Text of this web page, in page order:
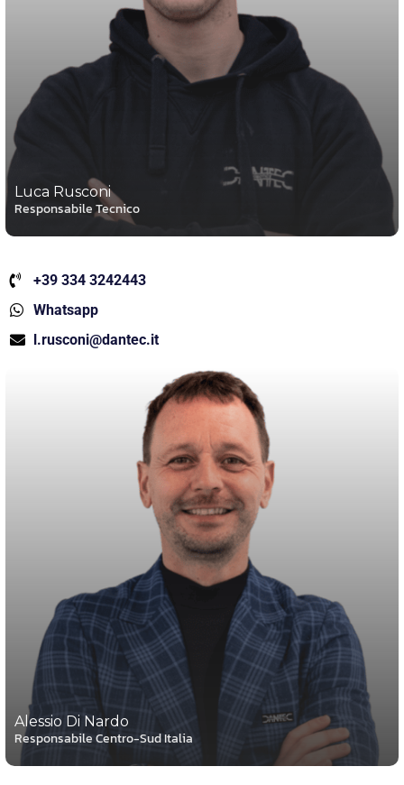
Luca Rusconi
Responsabile Tecnico
+39 334 3242443
Whatsapp
l.rusconi@dantec.it
Alessio Di Nardo
Responsabile Centro-Sud Italia